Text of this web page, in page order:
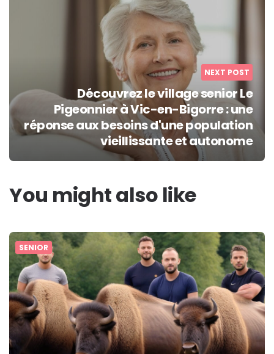
NEXT POST
Découvrez le village senior Le
Pigeonnier à Vic-en-Bigorre : une
réponse aux besoins d'une population
vieillissante et autonome
You might also like
SENIOR